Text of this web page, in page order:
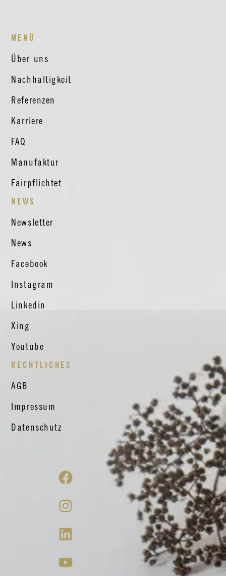
MENÜ
Über uns
Nachhaltigkeit
Referenzen
Karriere
FAQ
Manufaktur
Fairpflichtet
NEWS
Newsletter
News
Facebook
Instagram
Linkedin
Xing
Youtube
RECHTLICHES
AGB
Impressum
Datenschutz